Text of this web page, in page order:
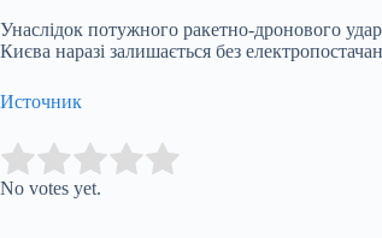
Унаслідок потужного ракетно-дронового
Києва наразі залишається без
Источник
Rate this item:
No votes yet.